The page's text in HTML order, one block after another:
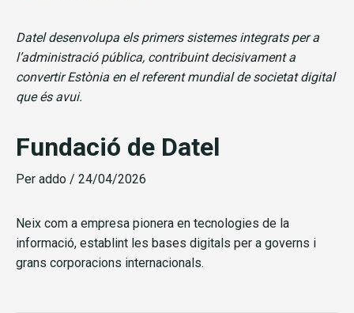
Datel desenvolupa els primers sistemes integrats per a
l’administració pública, contribuint decisivament a
convertir Estònia en el referent mundial de societat digital
que és avui.
Fundació de Datel
Per addo / 24/04/2026
Neix com a empresa pionera en tecnologies de la
informació, establint les bases digitals per a governs i
grans corporacions internacionals.